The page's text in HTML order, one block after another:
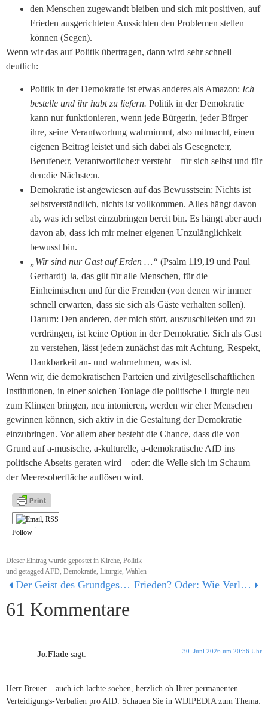
den Menschen zugewandt bleiben und sich mit positiven, auf
Frieden ausgerichteten Aussichten den Problemen stellen
können (Segen).
Wenn wir das auf Politik übertragen, dann wird sehr schnell
deutlich:
Politik in der Demokratie ist etwas anderes als Amazon: Ich
bestelle und ihr habt zu liefern. Politik in der Demokratie
kann nur funktionieren, wenn jede Bürgerin, jeder Bürger
ihre, seine Verantwortung wahrnimmt, also mitmacht, einen
eigenen Beitrag leistet und sich dabei als Gesegnete:r,
Berufene:r, Verantwortliche:r versteht – für sich selbst und für
den:die Nächste:n.
Demokratie ist angewiesen auf das Bewusstsein: Nichts ist
selbstverständlich, nichts ist vollkommen. Alles hängt davon
ab, was ich selbst einzubringen bereit bin. Es hängt aber auch
davon ab, dass ich mir meiner eigenen Unzulänglichkeit
bewusst bin.
„Wir sind nur Gast auf Erden …“ (Psalm 119,19 und Paul
Gerhardt) Ja, das gilt für alle Menschen, für die
Einheimischen und für die Fremden (von denen wir immer
schnell erwarten, dass sie sich als Gäste verhalten sollen).
Darum: Den anderen, der mich stört, auszuschließen und zu
verdrängen, ist keine Option in der Demokratie. Sich als Gast
zu verstehen, lässt jede:n zunächst das mit Achtung, Respekt,
Dankbarkeit an- und wahrnehmen, was ist.
Wenn wir, die demokratischen Parteien und zivilgesellschaftlichen
Institutionen, in einer solchen Tonlage die politische Liturgie neu
zum Klingen bringen, neu intonieren, werden wir eher Menschen
gewinnen können, sich aktiv in die Gestaltung der Demokratie
einzubringen. Vor allem aber besteht die Chance, dass die von
Grund auf a-musische, a-kulturelle, a-demokratische AfD ins
politische Abseits geraten wird – oder: die Welle sich im Schaum
der Meeresoberfläche auflösen wird.
Follow
Dieser Eintrag wurde gepostet in Kirche, Politik
und getaggedAFD, Demokratie, Liturgie, Wahlen
Der Geist des Grundgesetzes – durchaus ein heiliger! Frieden? Oder: Wie Verlogenheit sich selbst entlarvt
61 Kommentare
Jo.Flade sagt: 30. Juni 2026 um 20:56 Uhr
Herr Breuer – auch ich lachte soeben, herzlich ob Ihrer permanenten
Verteidigungs-Verbalien pro AfD. Schauen Sie in WIJIPEDIA zum Thema: